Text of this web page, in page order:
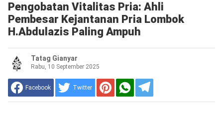
Pengobatan Vitalitas Pria: Ahli
Pembesar Kejantanan Pria Lombok
H.Abdulazis Paling Ampuh
Tatag Gianyar
Rabu, 10 September 2025
Facebook Twitter